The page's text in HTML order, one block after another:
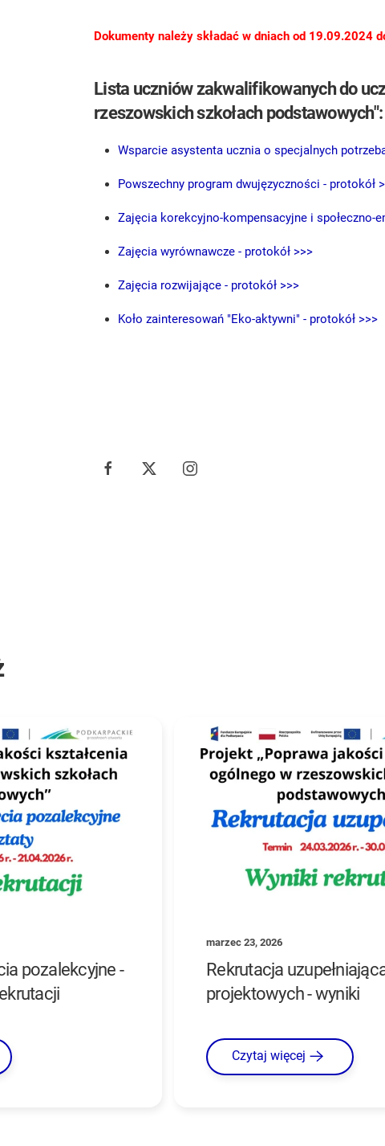
Dokumenty należy składać w dniach od 19.09.2024
Lista uczniów zakwalifikowanych do
rzeszowskich szkołach podstawowych":
Wsparcie asystenta ucznia o specjalnych
Powszechny program dwujęzyczności - protokół
Zajęcia korekcyjno-kompensacyjne i społeczno-
Zajęcia wyrównawcze - protokół >>>
Zajęcia rozwijające - protokół >>>
Koło zainteresowań "Eko-aktywni" - protokół >>>
pozalekcyjne -
marzec 23, 2026
Rekrutacja
projektowych - wyniki
Czytaj więcej